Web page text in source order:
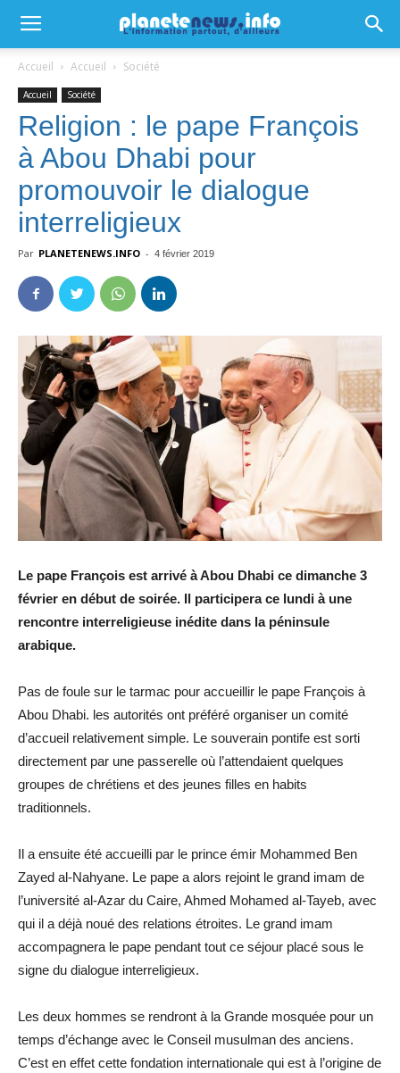
Accueil Accueil Société
Accueil Société
Religion : le pape François
à Abou Dhabi pour
promouvoir le dialogue
interreligieux
Par PLANETENEWS.INFO - 4 février 2019
Le pape François est arrivé à Abou Dhabi ce dimanche 3
février en début de soirée. Il participera ce lundi à une
rencontre interreligieuse inédite dans la péninsule
arabique.
Pas de foule sur le tarmac pour accueillir le pape François à
Abou Dhabi. les autorités ont préféré organiser un comité
d’accueil relativement simple. Le souverain pontife est sorti
directement par une passerelle où l’attendaient quelques
groupes de chrétiens et des jeunes filles en habits
traditionnels.
Il a ensuite été accueilli par le prince émir Mohammed Ben
Zayed al-Nahyane. Le pape a alors rejoint le grand imam de
l’université al-Azar du Caire, Ahmed Mohamed al-Tayeb, avec
qui il a déjà noué des relations étroites. Le grand imam
accompagnera le pape pendant tout ce séjour placé sous le
signe du dialogue interreligieux.
Les deux hommes se rendront à la Grande mosquée pour un
temps d’échange avec le Conseil musulman des anciens.
C’est en effet cette fondation internationale qui est à l’origine de